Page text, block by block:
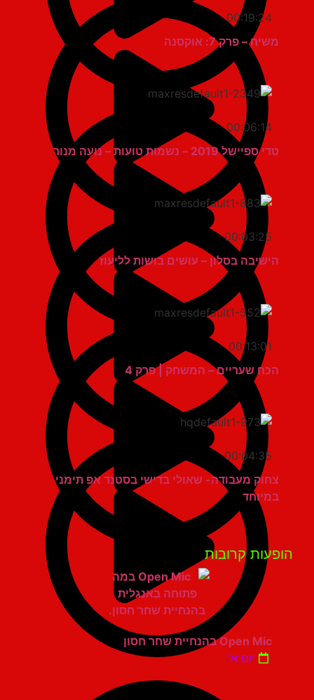
00:19:24
משיח – פרק 7: אוקסנה
00:06:14
טדי ספיישל 2019 – נשמות טועות – נועה מנור
00:03:25
הישיבה בסלון – עושים בושות לליעוז
00:13:01
הכח שעריים – המשחק | פרק 4
00:04:35
צחוק מעבודה- שאולי בדישי בסטנד אפ תימני
במיוחד
קרובות
Open Mic בהנחיית שחר חסון
יום א'